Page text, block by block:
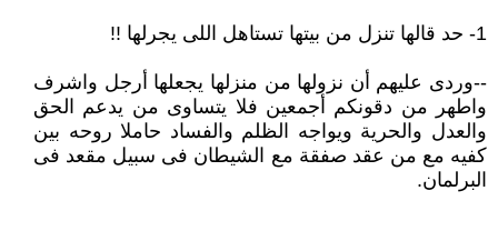
1- حد قالها تنزل من بيتها تستاهل اللى يجرلها !!
--وردى عليهم أن نزولها من منزلها يجعلها أرجل واشرف
واطهر من دقونكم أجمعين فلا يتساوى من يدعم الحق
والعدل والحرية ويواجه الظلم والفساد حاملا روحه بين
كفيه مع من عقد صفقة مع الشيطان فى سبيل مقعد فى
البرلمان.